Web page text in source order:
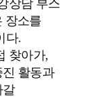
상담 부스
장소를
다.
찾아가,
활동과
갈